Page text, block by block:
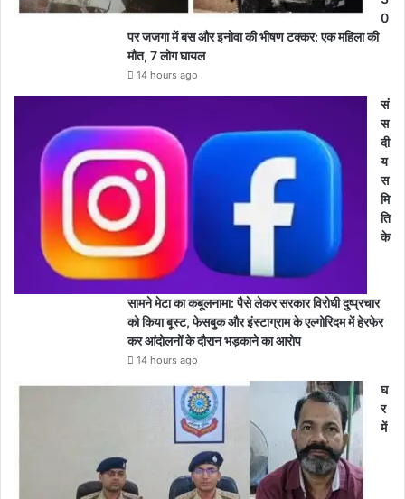
0
पर जजगा में बस और इनोवा की भीषण टक्कर: एक महिला की
मौत, 7 लोग घायल
14 hours ago
सं
स
दी
य
स
मि
ति
के
सामने मेटा का कबूलनामा: पैसे लेकर सरकार विरोधी दुष्प्रचार
को किया बूस्ट, फेसबुक और इंस्टाग्राम के एल्गोरिदम में हेरफेर
कर आंदोलनों के दौरान भड़काने का आरोप
14 hours ago
घ
र
में